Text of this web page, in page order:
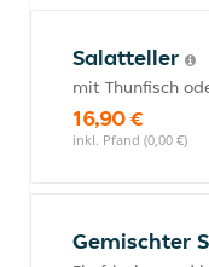
Salatteller
mit Thunfisch
16,90 €
inkl. Pfand (0,00 €)
Gemischter